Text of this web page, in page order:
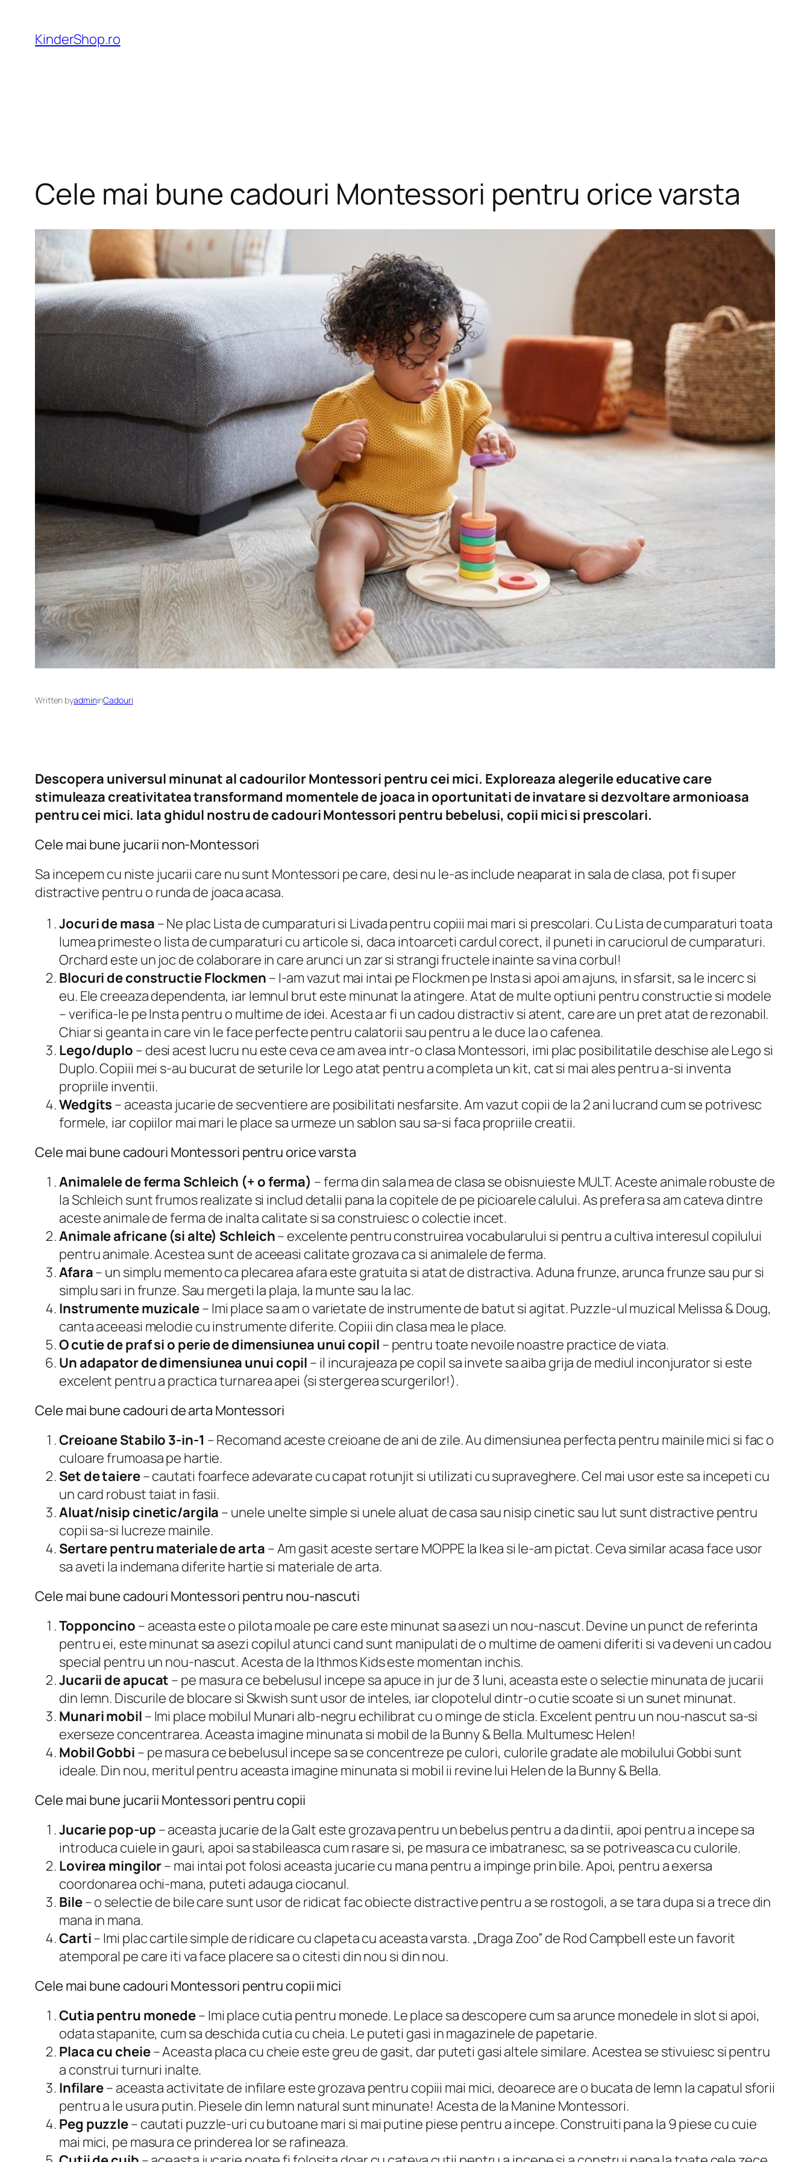
content
KinderShop.ro
Cele mai bune cadouri Montessori pentru orice varsta
Written byadmininCadouri
Descopera universul minunat al cadourilor Montessori pentru cei mici. Exploreaza alegerile educative care
stimuleaza creativitatea transformand momentele de joaca in oportunitati de invatare si dezvoltare armonioasa
pentru cei mici. Iata ghidul nostru de cadouri Montessori pentru bebelusi, copii mici si prescolari.
Cele mai bune jucarii non-Montessori
Sa incepem cu niste jucarii care nu sunt Montessori pe care, desi nu le-as include neaparat in sala de clasa, pot fi super
distractive pentru o runda de joaca acasa.
Jocuri de masa – Ne plac Lista de cumparaturi si Livada pentru copiii mai mari si prescolari. Cu Lista de cumparaturi toata
lumea primeste o lista de cumparaturi cu articole si, daca intoarceti cardul corect, il puneti in caruciorul de cumparaturi.
Orchard este un joc de colaborare in care arunci un zar si strangi fructele inainte sa vina corbul!
Blocuri de constructie Flockmen – I-am vazut mai intai pe Flockmen pe Insta si apoi am ajuns, in sfarsit, sa le incerc si
eu. Ele creeaza dependenta, iar lemnul brut este minunat la atingere. Atat de multe optiuni pentru constructie si modele
– verifica-le pe Insta pentru o multime de idei. Acesta ar fi un cadou distractiv si atent, care are un pret atat de rezonabil.
Chiar si geanta in care vin le face perfecte pentru calatorii sau pentru a le duce la o cafenea.
Lego/duplo – desi acest lucru nu este ceva ce am avea intr-o clasa Montessori, imi plac posibilitatile deschise ale Lego si
Duplo. Copiii mei s-au bucurat de seturile lor Lego atat pentru a completa un kit, cat si mai ales pentru a-si inventa
propriile inventii.
Wedgits – aceasta jucarie de secventiere are posibilitati nesfarsite. Am vazut copii de la 2 ani lucrand cum se potrivesc
formele, iar copiilor mai mari le place sa urmeze un sablon sau sa-si faca propriile creatii.
Cele mai bune cadouri Montessori pentru orice varsta
Animalele de ferma Schleich (+ o ferma) – ferma din sala mea de clasa se obisnuieste MULT. Aceste animale robuste de
la Schleich sunt frumos realizate si includ detalii pana la copitele de pe picioarele calului. As prefera sa am cateva dintre
aceste animale de ferma de inalta calitate si sa construiesc o colectie incet.
Animale africane (si alte) Schleich– excelente pentru construirea vocabularului si pentru a cultiva interesul copilului
pentru animale. Acestea sunt de aceeasi calitate grozava ca si animalele de ferma.
Afara– un simplu memento ca plecarea afara este gratuita si atat de distractiva. Aduna frunze, arunca frunze sau pur si
simplu sari in frunze. Sau mergeti la plaja, la munte sau la lac.
Instrumente muzicale– Imi place sa am o varietate de instrumente de batut si agitat. Puzzle-ul muzical Melissa & Doug,
canta aceeasi melodie cu instrumente diferite. Copiii din clasa mea le place.
O cutie de praf si o perie de dimensiunea unui copil – pentru toate nevoile noastre practice de viata.
Un adapator de dimensiunea unui copil – il incurajeaza pe copil sa invete sa aiba grija de mediul inconjurator si este
excelent pentru a practica turnarea apei (si stergerea scurgerilor!).
Cele mai bune cadouri de arta Montessori
Creioane Stabilo 3-in-1 – Recomand aceste creioane de ani de zile. Au dimensiunea perfecta pentru mainile mici si fac o
culoare frumoasa pe hartie.
Set de taiere– cautati foarfece adevarate cu capat rotunjit si utilizati cu supraveghere. Cel mai usor este sa incepeti cu
un card robust taiat in fasii.
Aluat/nisip cinetic/argila – unele unelte simple si unele aluat de casa sau nisip cinetic sau lut sunt distractive pentru
copii sa-si lucreze mainile.
Sertare pentru materiale de arta – Am gasit aceste sertare MOPPE la Ikea si le-am pictat. Ceva similar acasa face usor
sa aveti la indemana diferite hartie si materiale de arta.
Cele mai bune cadouri Montessori pentru nou-nascuti
Topponcino – aceasta este o pilota moale pe care este minunat sa asezi un nou-nascut. Devine un punct de referinta
pentru ei, este minunat sa asezi copilul atunci cand sunt manipulati de o multime de oameni diferiti si va deveni un cadou
special pentru un nou-nascut. Acesta de la Ithmos Kids este momentan inchis.
Jucarii de apucat – pe masura ce bebelusul incepe sa apuce in jur de 3 luni, aceasta este o selectie minunata de jucarii
din lemn. Discurile de blocare si Skwish sunt usor de inteles, iar clopotelul dintr-o cutie scoate si un sunet minunat.
Munari mobil – Imi place mobilul Munari alb-negru echilibrat cu o minge de sticla. Excelent pentru un nou-nascut sa-si
exerseze concentrarea. Aceasta imagine minunata si mobil de la Bunny & Bella. Multumesc Helen!
Mobil Gobbi – pe masura ce bebelusul incepe sa se concentreze pe culori, culorile gradate ale mobilului Gobbi sunt
ideale. Din nou, meritul pentru aceasta imagine minunata si mobil ii revine lui Helen de la Bunny & Bella.
Cele mai bune jucarii Montessori pentru copii
Jucarie pop-up – aceasta jucarie de la Galt este grozava pentru un bebelus pentru a da dintii, apoi pentru a incepe sa
introduca cuiele in gauri, apoi sa stabileasca cum rasare si, pe masura ce imbatranesc, sa se potriveasca cu culorile.
Lovirea mingilor– mai intai pot folosi aceasta jucarie cu mana pentru a impinge prin bile. Apoi, pentru a exersa
coordonarea ochi-mana, puteti adauga ciocanul.
Bile– o selectie de bile care sunt usor de ridicat fac obiecte distractive pentru a se rostogoli, a se tara dupa si a trece din
mana in mana.
Carti– Imi plac cartile simple de ridicare cu clapeta cu aceasta varsta. „Draga Zoo” de Rod Campbell este un favorit
atemporal pe care iti va face placere sa o citesti din nou si din nou.
Cele mai bune cadouri Montessori pentru copii mici
Cutia pentru monede– Imi place cutia pentru monede. Le place sa descopere cum sa arunce monedele in slot si apoi,
odata stapanite, cum sa deschida cutia cu cheia. Le puteti gasi in magazinele de papetarie.
Placa cu cheie– Aceasta placa cu cheie este greu de gasit, dar puteti gasi altele similare. Acestea se stivuiesc si pentru
a construi turnuri inalte.
Infilare– aceasta activitate de infilare este grozava pentru copiii mai mici, deoarece are o bucata de lemn la capatul sforii
pentru a le usura putin. Piesele din lemn natural sunt minunate! Acesta de la Manine Montessori.
Peg puzzle– cautati puzzle-uri cu butoane mari si mai putine piese pentru a incepe. Construiti pana la 9 piese cu cuie
mai mici, pe masura ce prinderea lor se rafineaza.